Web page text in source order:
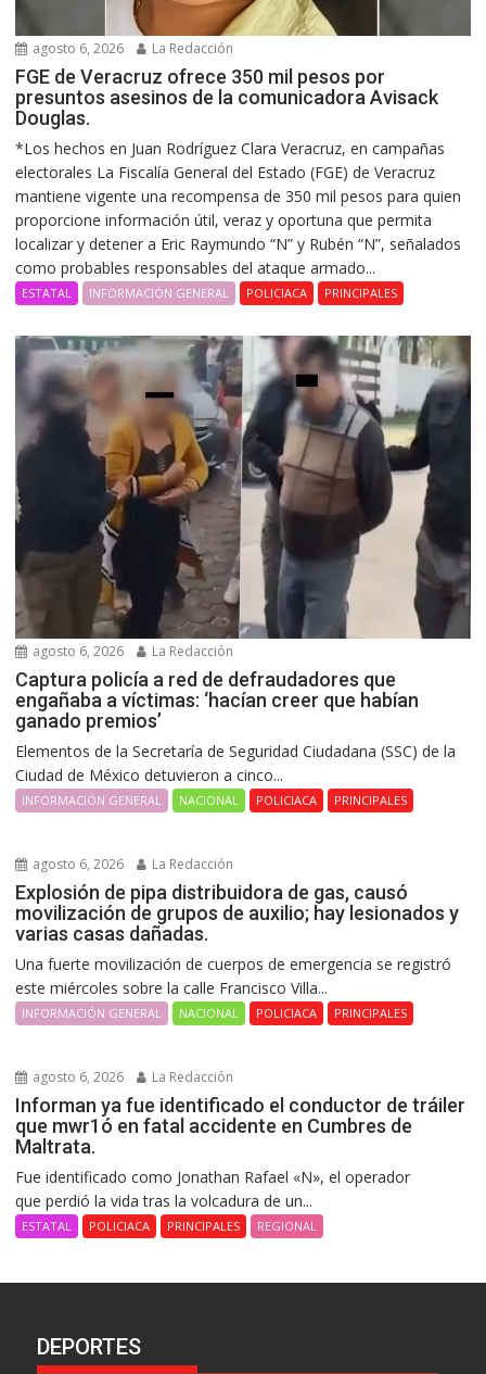
agosto 6, 2026 La Redacción
FGE de Veracruz ofrece 350 mil pesos por
presuntos asesinos de la comunicadora Avisack
Douglas.
*Los hechos en Juan Rodríguez Clara Veracruz, en campañas
electorales La Fiscalía General del Estado (FGE) de Veracruz
mantiene vigente una recompensa de 350 mil pesos para quien
proporcione información útil, veraz y oportuna que permita
localizar y detener a Eric Raymundo “N” y Rubén “N”, señalados
como probables responsables del ataque armado...
ESTATAL INFORMACIÓN GENERAL POLICIACA PRINCIPALES
agosto 6, 2026 La Redacción
Captura policía a red de defraudadores que
engañaba a víctimas: ‘hacían creer que habían
ganado premios’
Elementos de la Secretaría de Seguridad Ciudadana (SSC) de la
Ciudad de México detuvieron a cinco...
INFORMACIÓN GENERAL NACIONAL POLICIACA PRINCIPALES
agosto 6, 2026 La Redacción
Explosión de pipa distribuidora de gas, causó
movilización de grupos de auxilio; hay lesionados y
varias casas dañadas.
Una fuerte movilización de cuerpos de emergencia se registró
este miércoles sobre la calle Francisco Villa...
INFORMACIÓN GENERAL NACIONAL POLICIACA PRINCIPALES
agosto 6, 2026 La Redacción
Informan ya fue identificado el conductor de tráiler
que mwr1ó en fatal accidente en Cumbres de
Maltrata.
Fue identificado como Jonathan Rafael «N», el operador
que perdió la vida tras la volcadura de un...
ESTATAL POLICIACA PRINCIPALES REGIONAL
DEPORTES